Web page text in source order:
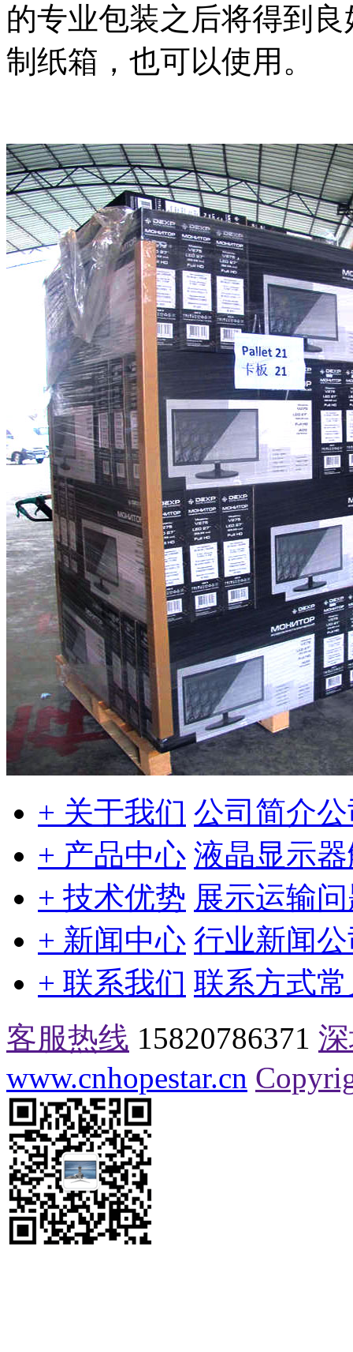
的专业包装之后将得到
制纸箱，也可以使用。
+ 关于我们 公司简介
+ 产品中心 液晶显示器
+ 技术优势 展示运输
+ 新闻中心 行业新闻
+ 联系我们 联系方式
客服热线 15820786371
www.cnhopestar.cn